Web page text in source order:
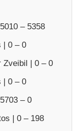
– 5358
| 0 – 0
Zveibil | 0 – 0
| 0 – 0
– 0
| 0 – 198